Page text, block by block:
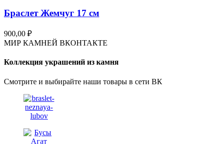
Браслет Жемчуг 17 см
900,00 ₽
МИР КАМНЕЙ ВКОНТАКТЕ
Коллекция украшений из камня
Смотрите и выбирайте наши товары в сети ВК